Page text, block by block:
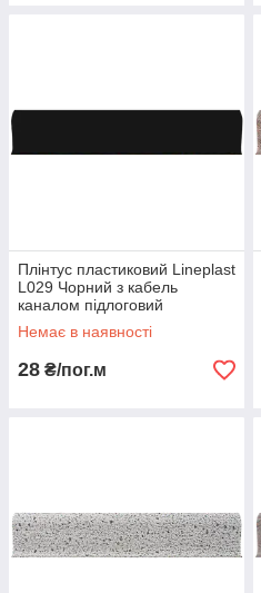
Плінтус пластиковий Lineplast
L029 Чорний з кабель
каналом підлоговий
пластиковий плінтус
Немає в наявності
28 ₴/пог.м